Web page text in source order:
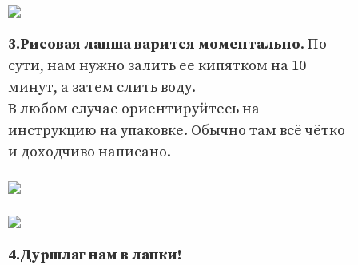
3.Рисовая лапша варится моментально. По
сути, нам нужно залить ее кипятком на 10
минут, а затем слить воду.
В любом случае ориентируйтесь на
инструкцию на упаковке. Обычно там всё чётко
и доходчиво написано.
4.Дуршлаг нам в лапки!